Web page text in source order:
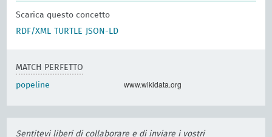
Scarica questo concetto
RDF/XML
TURTLE JSON-LD
MATCH PERFETTO
popeline www.wikidata.org
Sentitevi liberi di collaborare e di inviare i vostri